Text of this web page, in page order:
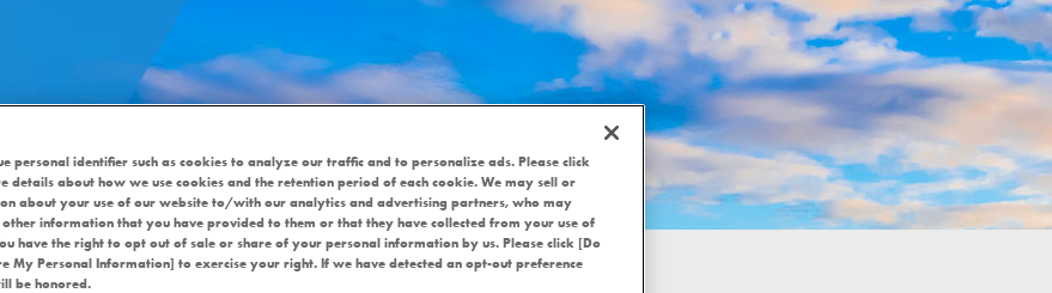
personal identifier such as cookies to analyze our traffic and to personalize ads. Please click
details about how we use cookies and the retention period of each cookie. We may sell or
about your use of our website to/with our analytics and advertising partners, who may
information that you have provided to them or that they have collected from your use of
have the right to opt out of sale or share of your personal information by us. Please click [Do
My Personal Information] to exercise your right. If we have detected an opt-out preference
be honored.